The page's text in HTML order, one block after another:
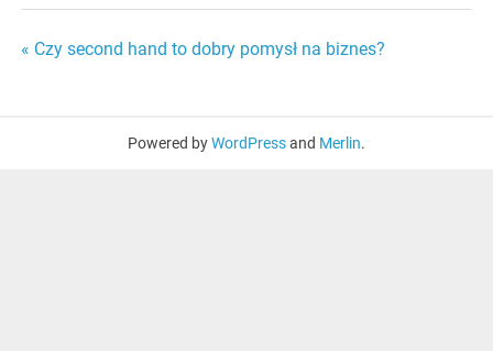
Nawigacja
« Czy second hand to dobry pomysł na biznes?
Powered byWordPressand Merlin.